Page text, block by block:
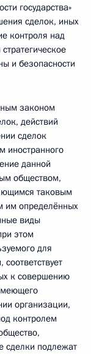
государства»
сделок, иных
контроля над
и безопасности
законом
действий
сделок
иностранного
данной
обществом,
таковым
им определённых
виды
этом
для
к совершению
организации,
контролем
сделки подлежат